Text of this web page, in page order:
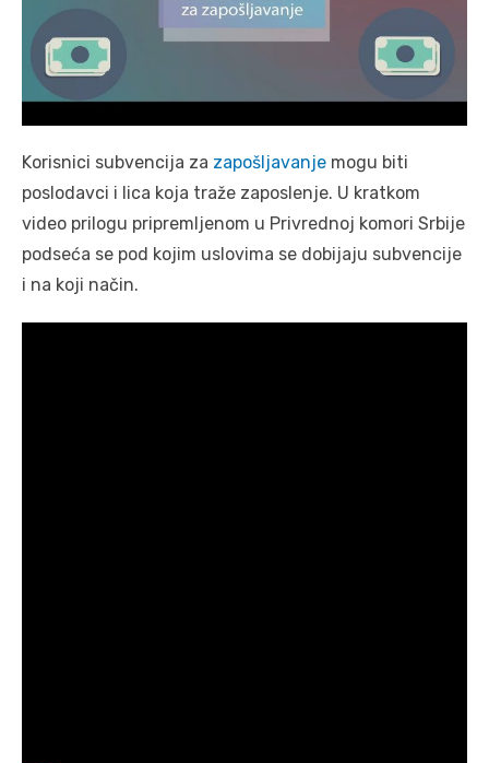
Korisnici subvencija za zapošljavanje mogu biti
poslodavci i lica koja traže zaposlenje. U kratkom
video prilogu pripremljenom u Privrednoj komori Srbije
podseća se pod kojim uslovima se dobijaju subvencije
i na koji način.